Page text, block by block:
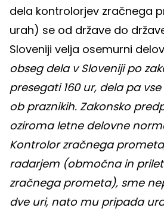
dela kontrolorjev zračnega
urah) se od države do
Sloveniji velja osemurni
obseg dela v Sloveniji po
presegati 160 ur, dela pa
ob praznikih. Zakonsko
oziroma letne delovne
Kontrolor zračnega
radarjem (območna in
zračnega prometa), sme
dve uri, nato mu pripada